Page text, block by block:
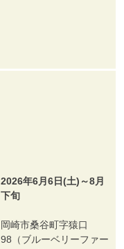
2026年6月6日(土)～8月
下旬
岡崎市桑谷町字猿口
98（ブルーベリーファー